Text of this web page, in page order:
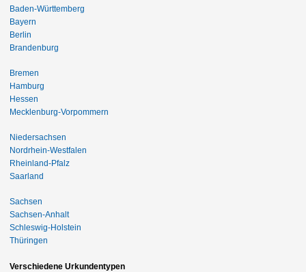
Baden-Württemberg
Bayern
Berlin
Brandenburg
Bremen
Hamburg
Hessen
Mecklenburg-Vorpommern
Niedersachsen
Nordrhein-Westfalen
Rheinland-Pfalz
Saarland
Sachsen
Sachsen-Anhalt
Schleswig-Holstein
Thüringen
Verschiedene Urkundentypen